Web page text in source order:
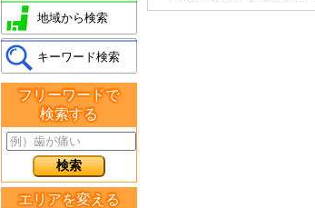
地域から検索
キーワード検索
フリーワードで
検索する
エリアを変える